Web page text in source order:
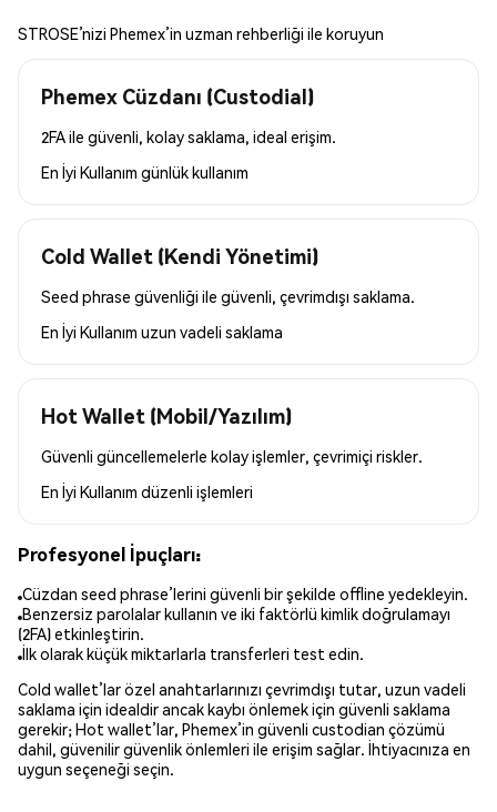
STROSE’nizi Phemex’in uzman rehberliği ile koruyun
Phemex Cüzdanı (Custodial)
2FA ile güvenli, kolay saklama, ideal erişim.
En İyi Kullanım günlük kullanım
Cold Wallet (Kendi Yönetimi)
Seed phrase güvenliği ile güvenli, çevrimdışı saklama.
En İyi Kullanım uzun vadeli saklama
Hot Wallet (Mobil/Yazılım)
Güvenli güncellemelerle kolay işlemler, çevrimiçi riskler.
En İyi Kullanım düzenli işlemleri
Profesyonel İpuçları:
Cüzdan seed phrase’lerini güvenli bir şekilde offline yedekleyin.
Benzersiz parolalar kullanın ve iki faktörlü kimlik doğrulamayı
(2FA) etkinleştirin.
İlk olarak küçük miktarlarla transferleri test edin.
Cold wallet’lar özel anahtarlarınızı çevrimdışı tutar, uzun vadeli
saklama için idealdir ancak kaybı önlemek için güvenli saklama
gerekir; Hot wallet’lar, Phemex’in güvenli custodian çözümü
dahil, güvenilir güvenlik önlemleri ile erişim sağlar. İhtiyacınıza en
uygun seçeneği seçin.